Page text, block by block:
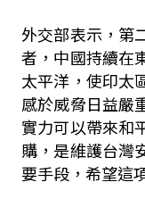
外交部表示，第
者，中國持續在
太平洋，使印太
感於威脅日益嚴
實力可以帶來和
購，是維護台灣
要手段，希望這